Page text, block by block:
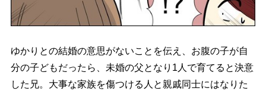
ゆかりとの結婚の意思がないことを伝え、お腹の子が自
分の子どもだったら、未婚の父となり1人で育てると決意
した兄。大事な家族を傷つける人と親戚同士にはなりた